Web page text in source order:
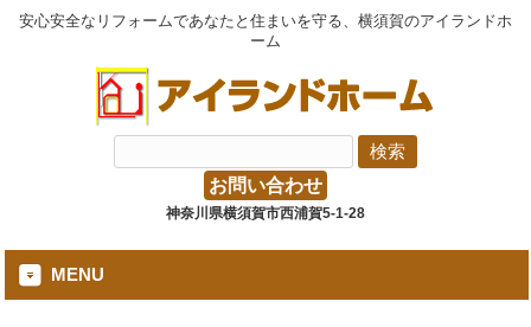
安心安全なリフォームであなたと住まいを守る、横須賀のアイランドホ
ーム
お問い合わせ
神奈川県横須賀市西浦賀5-1-28
MENU